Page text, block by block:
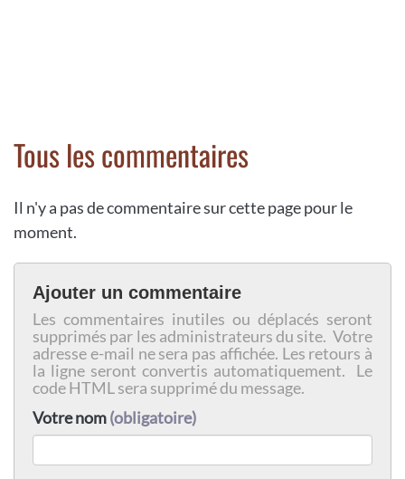
Tous les commentaires
Il n'y a pas de commentaire sur cette page pour le
moment.
Ajouter un commentaire
Les commentaires inutiles ou déplacés seront
supprimés par les administrateurs du site. Votre
adresse e-mail ne sera pas affichée. Les retours à
la ligne seront convertis automatiquement. Le
code HTML sera supprimé du message.
Votre nom(obligatoire)